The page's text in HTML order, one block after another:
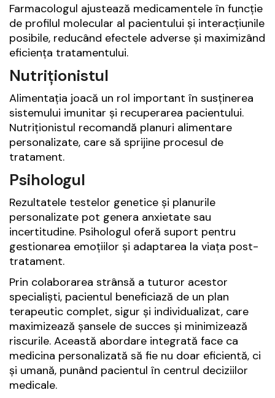
Farmacologul ajustează medicamentele în funcție
de profilul molecular al pacientului și interacțiunile
posibile, reducând efectele adverse și maximizând
eficiența tratamentului.
Nutriționistul
Alimentația joacă un rol important în susținerea
sistemului imunitar și recuperarea pacientului.
Nutriționistul recomandă planuri alimentare
personalizate, care să sprijine procesul de
tratament.
Psihologul
Rezultatele testelor genetice și planurile
personalizate pot genera anxietate sau
incertitudine. Psihologul oferă suport pentru
gestionarea emoțiilor și adaptarea la viața post-
tratament.
Prin colaborarea strânsă a tuturor acestor
specialiști, pacientul beneficiază de un plan
terapeutic complet, sigur și individualizat, care
maximizează șansele de succes și minimizează
riscurile. Această abordare integrată face ca
medicina personalizată să fie nu doar eficientă, ci
și umană, punând pacientul în centrul deciziilor
medicale.